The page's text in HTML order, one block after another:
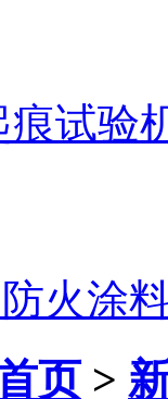
痕试验
火涂
页>